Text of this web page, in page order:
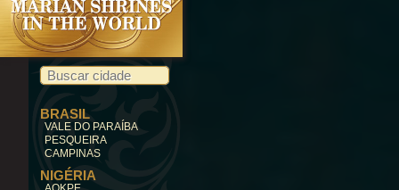
BRASIL
VALE DO PARAÍBA
PESQUEIRA
CAMPINAS
NIGÉRIA